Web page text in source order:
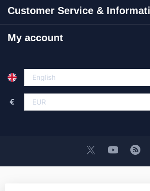
Customer Service &
My account
€